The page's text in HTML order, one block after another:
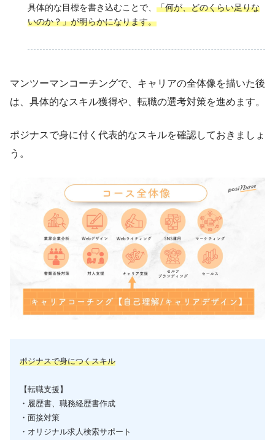
具体的な目標を書き込むことで、 「何が、どのくらい足りな
いのか？」が明らかになります。
マンツーマンコーチングで、キャリアの全体像を描いた後
は、具体的なスキル獲得や、転職の選考対策を進めます。
ポジナスで身に付く代表的なスキルを確認しておきましょ
う。
ポジナスで身につくスキル
【転職支援】
・履歴書、職務経歴書作成
・面接対策
・オリジナル求人検索サポート